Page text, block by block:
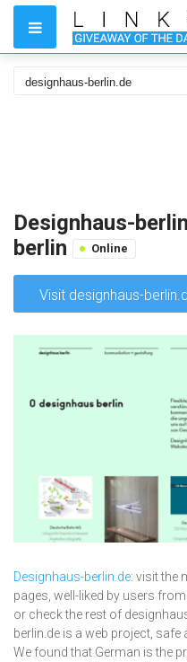
Designhaus-
berlin
Online
Visit designhaus-
Designhaus-berlin.de: visit the
pages, well-liked by users
or check the rest of
berlin.de is a web project, safe
We found that German is the